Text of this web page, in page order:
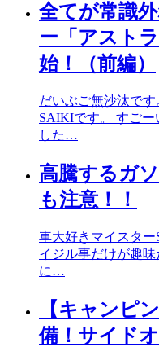
全てが常識
ー「アスト
始！（前編）
だいぶご無沙汰で
SAIKIです。 すご
した…
高騰するガ
も注意！！
車大好きマイスター
イジル事だけが趣
に…
【キャンピ
備！サイド